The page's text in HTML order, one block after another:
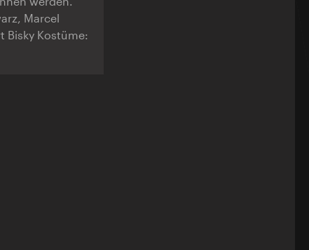
Marcel
Bisky Kostüme: